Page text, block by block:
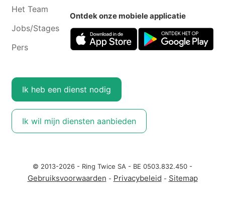
Het Team
Jobs/Stages
Pers
Ontdek onze mobiele applicatie
Ik heb een dienst nodig
Ik wil mijn diensten aanbieden
© 2013-2026 - Ring Twice SA - BE 0503.832.450 -
Gebruiksvoorwaarden - Privacybeleid - Sitemap